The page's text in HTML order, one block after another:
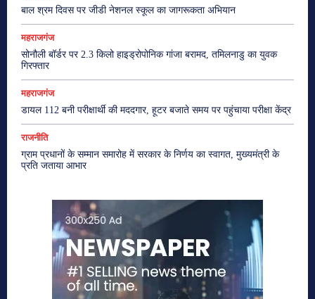
बाल श्रम दिवस पर जीडी नेशनल स्कूल का जागरूकता अभियान
महराजगंज
सोनौली बॉर्डर पर 2.3 किलो हाइड्रोपोनिक गांजा बरामद, तमिलनाडु का युवक
गिरफ्तार
महराजगंज
डायल 112 बनी परीक्षार्थी की मददगार, हूटर बजाते समय पर पहुंचाया परीक्षा केंद्र
राजनीति
ग्राम प्रधानों के सम्मान समारोह में सरकार के निर्णय का स्वागत, मुख्यमंत्री के
प्रति जताया आभार